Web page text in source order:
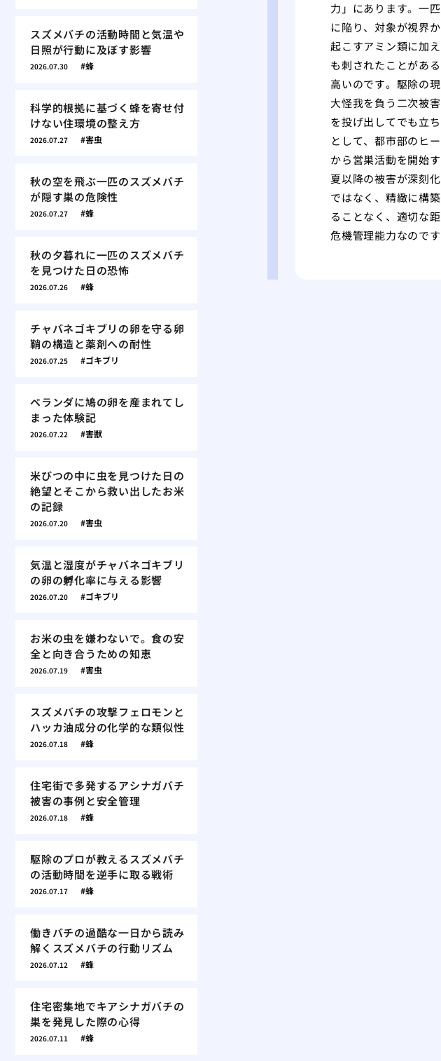
力」にあります。一
に陥り、対象が視界
起こすアミン類に加
も刺されたことがあ
高いのです。駆除の
大怪我を負う二次被
を投げ出してでも立
として、都市部のヒ
から営巣活動を開始
夏以降の被害が深刻
ではなく、精緻に構
ることなく、適切な
危機管理能力なのです
スズメバチの活動時間と気温や
日照が行動に及ぼす影響
2026.07.30 蜂
科学的根拠に基づく蜂を寄せ付
けない住環境の整え方
2026.07.27 害虫
秋の空を飛ぶ一匹のスズメバチ
が隠す巣の危険性
2026.07.27 蜂
秋の夕暮れに一匹のスズメバチ
を見つけた日の恐怖
2026.07.26 蜂
チャバネゴキブリの卵を守る卵
鞘の構造と薬剤への耐性
2026.07.25 ゴキブリ
ベランダに鳩の卵を産まれてし
まった体験記
2026.07.22 害獣
米びつの中に虫を見つけた日の
絶望とそこから救い出したお米
の記録
2026.07.20 害虫
気温と湿度がチャバネゴキブリ
の卵の孵化率に与える影響
2026.07.20 ゴキブリ
お米の虫を嫌わないで。食の安
全と向き合うための知恵
2026.07.19 害虫
スズメバチの攻撃フェロモンと
ハッカ油成分の化学的な類似性
2026.07.18 蜂
住宅街で多発するアシナガバチ
被害の事例と安全管理
2026.07.18 蜂
駆除のプロが教えるスズメバチ
の活動時間を逆手に取る戦術
2026.07.17 蜂
働きバチの過酷な一日から読み
解くスズメバチの行動リズム
2026.07.12 蜂
住宅密集地でキアシナガバチの
巣を発見した際の心得
2026.07.11 蜂